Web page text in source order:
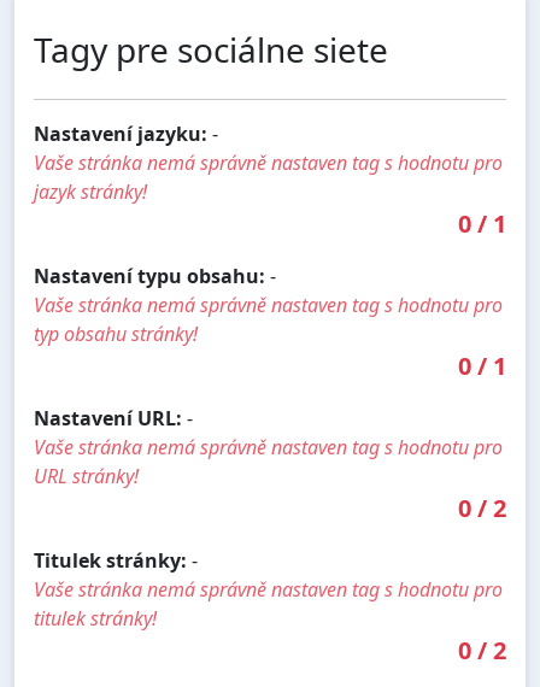
Tagy pre sociálne siete
Nastavení jazyku: -
Vaše stránka nemá správně nastaven tag s hodnotu pro
jazyk stránky!
0/ 1
Nastavení typu obsahu: -
Vaše stránka nemá správně nastaven tag s hodnotu pro
typ obsahu stránky!
0/ 1
Nastavení URL: -
Vaše stránka nemá správně nastaven tag s hodnotu pro
URL stránky!
0/2
Titulek stránky: -
Vaše stránka nemá správně nastaven tag s hodnotu pro
titulek stránky!
0/2